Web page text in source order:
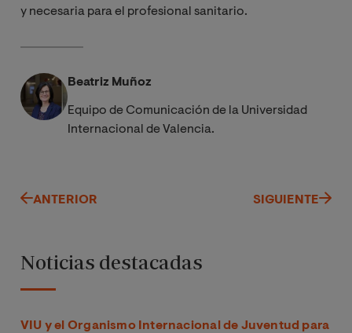
y necesaria para el profesional sanitario.
Beatriz Muñoz
Equipo de Comunicación de la Universidad
Internacional de Valencia.
ANTERIOR SIGUIENTE
Noticias destacadas
VIU y el Organismo Internacional de Juventud para